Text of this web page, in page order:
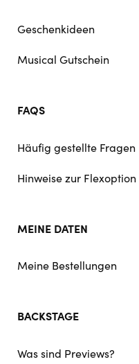
Geschenkideen
Musical Gutschein
FAQS
Häufig gestellte Fragen
Hinweise zur Flexoption
MEINE DATEN
Meine Bestellungen
BACKSTAGE
Was sind Previews?